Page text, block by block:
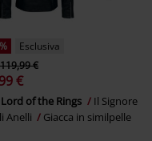
Esclusiva
119,99 €
€
of the Rings
Il Signore
Anelli
Giacca in similpelle